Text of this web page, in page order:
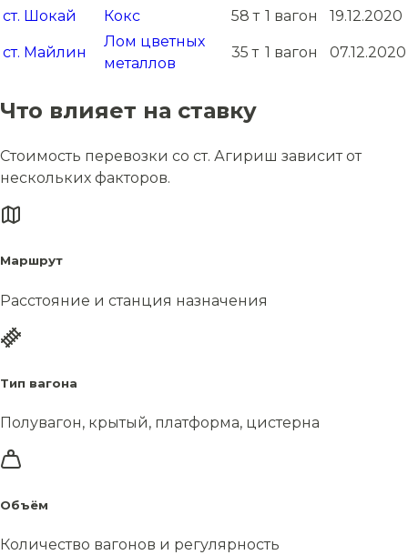
ст. Шокай Кокс 58 т 1 вагон 19.12.2020
ст. Майлин
Лом цветных
металлов
35 т 1 вагон 07.12.2020
Что влияет на ставку
Стоимость перевозки со ст. Агириш зависит от
нескольких факторов.
Маршрут
Расстояние и станция назначения
Тип вагона
Полувагон, крытый, платформа, цистерна
Объём
Количество вагонов и регулярность